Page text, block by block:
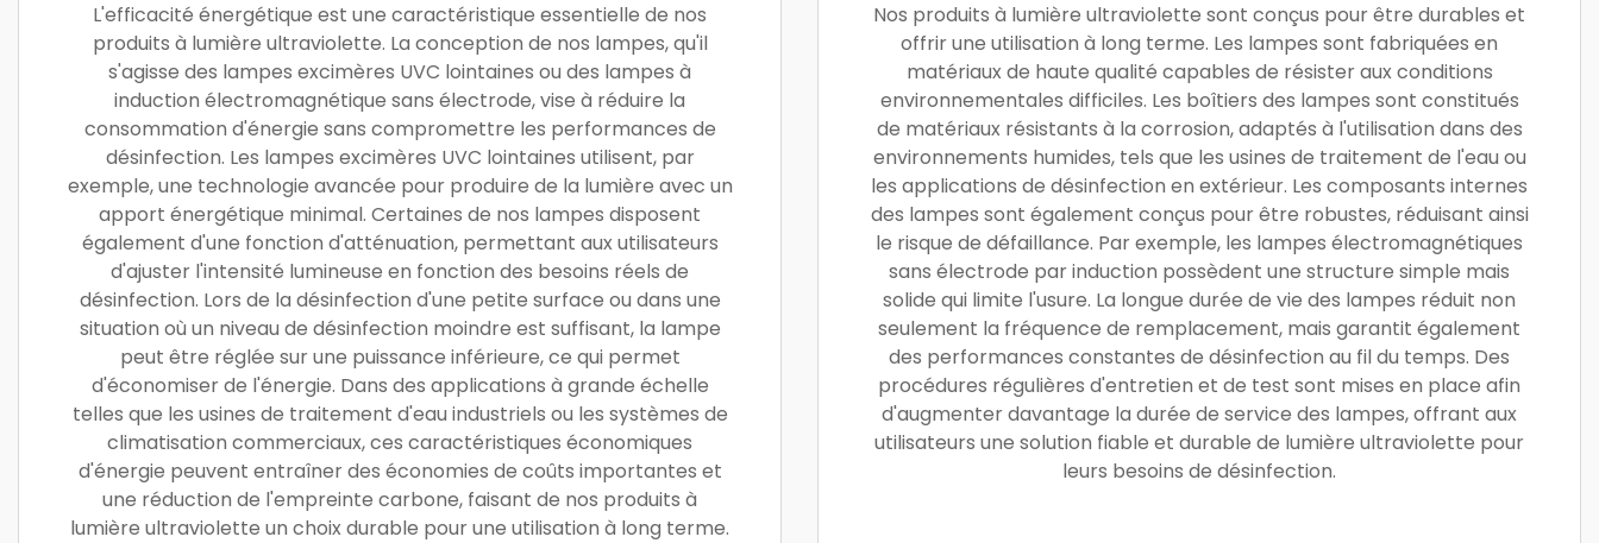
L'efficacité énergétique est une caractéristique essentielle de nos
produits à lumière ultraviolette. La conception de nos lampes, qu'il
s'agisse des lampes excimères UVC lointaines ou des lampes à
induction électromagnétique sans électrode, vise à réduire la
consommation d'énergie sans compromettre les performances de
désinfection. Les lampes excimères UVC lointaines utilisent, par
exemple, une technologie avancée pour produire de la lumière avec un
apport énergétique minimal. Certaines de nos lampes disposent
également d'une fonction d'atténuation, permettant aux utilisateurs
d'ajuster l'intensité lumineuse en fonction des besoins réels de
désinfection. Lors de la désinfection d'une petite surface ou dans une
situation où un niveau de désinfection moindre est suffisant, la lampe
peut être réglée sur une puissance inférieure, ce qui permet
d'économiser de l'énergie. Dans des applications à grande échelle
telles que les usines de traitement d'eau industriels ou les systèmes de
climatisation commerciaux, ces caractéristiques économiques
d'énergie peuvent entraîner des économies de coûts importantes et
une réduction de l'empreinte carbone, faisant de nos produits à
lumière ultraviolette un choix durable pour une utilisation à long terme.
Nos produits à lumière ultraviolette sont conçus pour être durables et
offrir une utilisation à long terme. Les lampes sont fabriquées en
matériaux de haute qualité capables de résister aux conditions
environnementales difficiles. Les boîtiers des lampes sont constitués
de matériaux résistants à la corrosion, adaptés à l'utilisation dans des
environnements humides, tels que les usines de traitement de l'eau ou
les applications de désinfection en extérieur. Les composants internes
des lampes sont également conçus pour être robustes, réduisant ainsi
le risque de défaillance. Par exemple, les lampes électromagnétiques
sans électrode par induction possèdent une structure simple mais
solide qui limite l'usure. La longue durée de vie des lampes réduit non
seulement la fréquence de remplacement, mais garantit également
des performances constantes de désinfection au fil du temps. Des
procédures régulières d'entretien et de test sont mises en place afin
d'augmenter davantage la durée de service des lampes, offrant aux
utilisateurs une solution fiable et durable de lumière ultraviolette pour
leurs besoins de désinfection.